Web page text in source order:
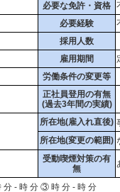
必要な免許・資格
必要経験
採用人数
雇用期間
労働条件の変更等
正社員登用の有無
(過去3年間の実績)
所在地(雇入れ直後)
所在地(変更の範囲)
受動喫煙対策の有
無
- 時 分 ③ 時 分 - 時 分